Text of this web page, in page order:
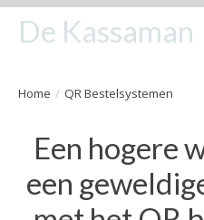
De Kassaman
Home / QR Bestelsystemen
Een hogere
een